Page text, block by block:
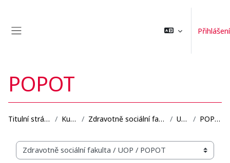
Přihlášení
POPOT
Titulní stránka Kurzy Zdravotně sociální fakulta UOP POPOT
Organizační struktura kurzů